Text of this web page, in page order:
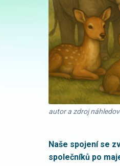
autor a zdroj
Naše spojení se
společníků po